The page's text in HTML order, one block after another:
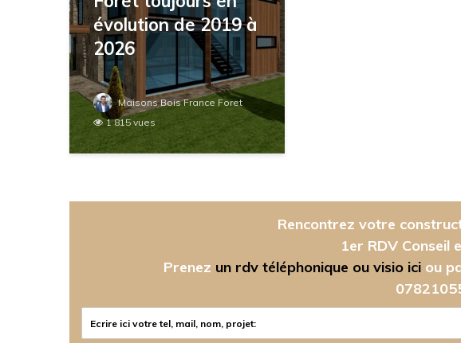
évolution de 2019 à
2026
Maisons Bois France Foret
1 815 vues
Rencontrez votre
1er RDV Conseil
Prenez un rdv téléphonique ou visio ici ou